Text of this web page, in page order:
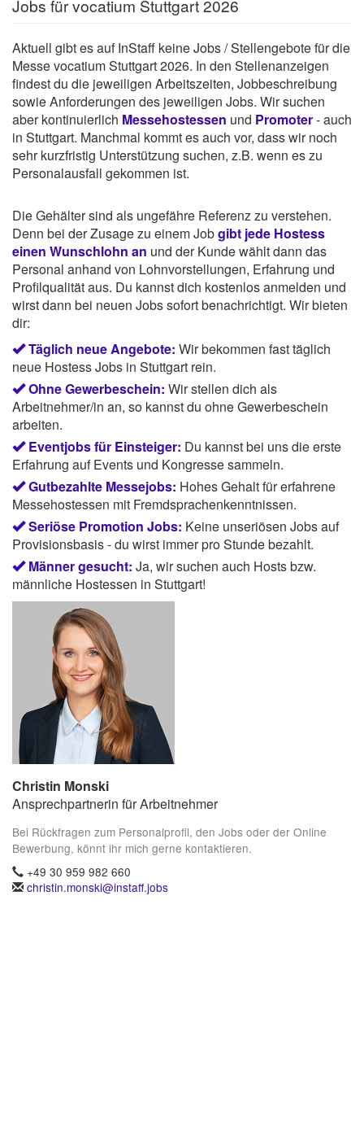
Jobs für vocatium Stuttgart 2026
Aktuell gibt es auf InStaff keine Jobs / Stellengebote für die
Messe vocatium Stuttgart 2026. In den Stellenanzeigen
findest du die jeweiligen Arbeitszeiten, Jobbeschreibung
sowie Anforderungen des jeweiligen Jobs. Wir suchen
aber kontinuierlich Messehostessen und Promoter- auch
in Stuttgart. Manchmal kommt es auch vor, dass wir noch
sehr kurzfristig Unterstützung suchen, z.B. wenn es zu
Personalausfall gekommen ist.
Die Gehälter sind als ungefähre Referenz zu verstehen.
Denn bei der Zusage zu einem Jobgibt jede Hostess
einen Wunschlohn an und der Kunde wählt dann das
Personal anhand von Lohnvorstellungen, Erfahrung und
Profilqualität aus. Du kannst dich kostenlos anmelden und
wirst dann bei neuen Jobs sofort benachrichtigt. Wir bieten
dir:
Täglich neue Angebote: Wir bekommen fast täglich
neue Hostess Jobs in Stuttgart rein.
Ohne Gewerbeschein: Wir stellen dich als
Arbeitnehmer/in an, so kannst du ohne Gewerbeschein
arbeiten.
Eventjobs für Einsteiger: Du kannst bei uns die erste
Erfahrung auf Events und Kongresse sammeln.
Gutbezahlte Messejobs: Hohes Gehalt für erfahrene
Messehostessen mit Fremdsprachenkenntnissen.
Seriöse Promotion Jobs: Keine unseriösen Jobs auf
Provisionsbasis - du wirst immer pro Stunde bezahlt.
Männer gesucht: Ja, wir suchen auch Hosts bzw.
männliche Hostessen in Stuttgart!
Christin Monski
Ansprechpartnerin für Arbeitnehmer
Bei Rückfragen zum Personalprofil, den Jobs oder der Online
Bewerbung, könnt ihr mich gerne kontaktieren.
+49 30 959 982 660
christin.monski@instaff.jobs